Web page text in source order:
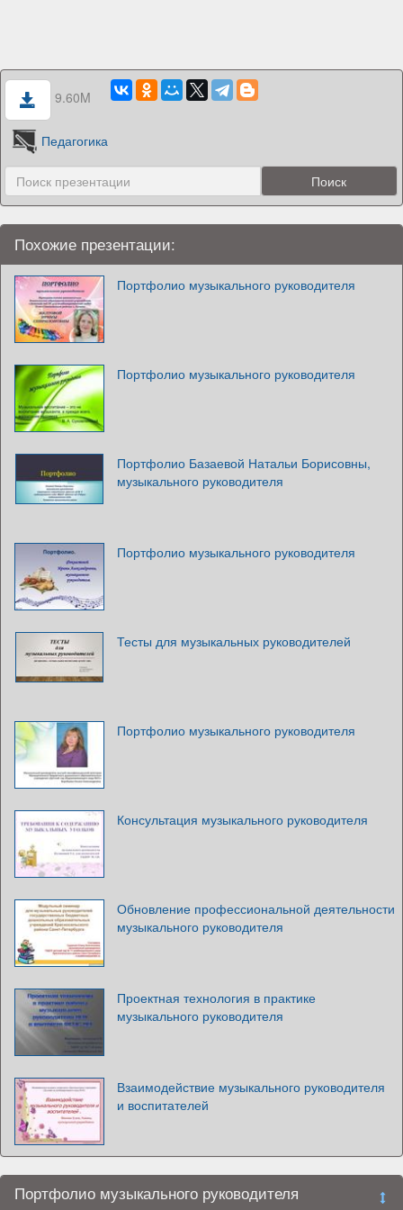
9.60M
Педагогика
Похожие презентации:
Портфолио музыкального руководителя
Портфолио музыкального руководителя
Портфолио Базаевой Натальи Борисовны,
музыкального руководителя
Портфолио музыкального руководителя
Тесты для музыкальных руководителей
Портфолио музыкального руководителя
Консультация музыкального руководителя
Обновление профессиональной деятельности
музыкального руководителя
Проектная технология в практике
музыкального руководителя
Взаимодействие музыкального руководителя
и воспитателей
Портфолио музыкального руководителя